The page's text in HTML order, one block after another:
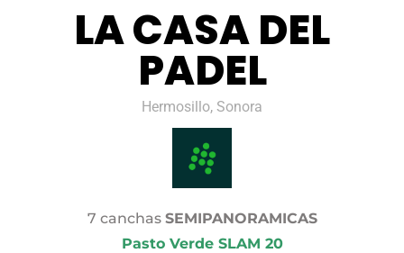
LA CASA DEL
PADEL
Hermosillo, Sonora
7 canchas SEMIPANORAMICAS
Pasto Verde SLAM 20